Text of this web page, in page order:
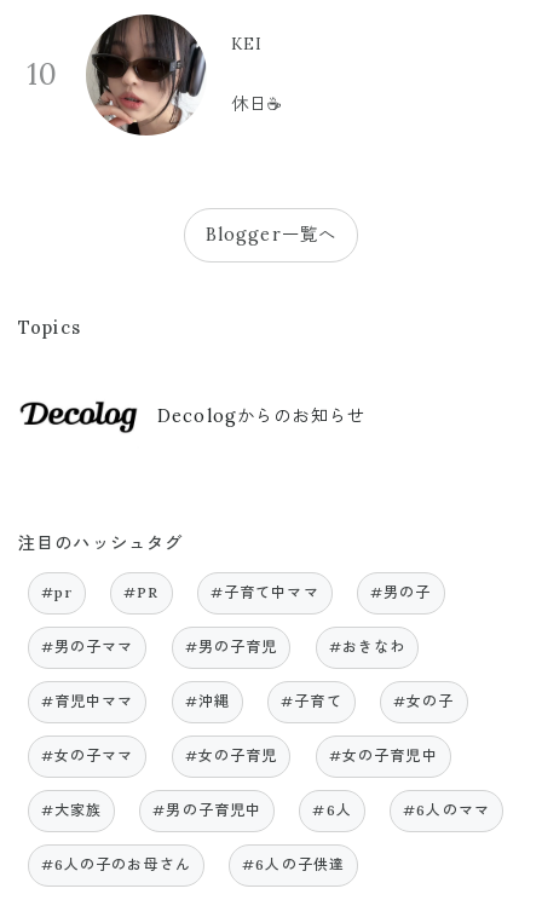
10
KEI
休日☕️
Blogger一覧へ
Topics
Decologからのお知らせ
注目のハッシュタグ
#pr #PR #子育て中ママ #男の子
#男の子ママ #男の子育児 #おきなわ
#育児中ママ #沖縄 #子育て #女の子
#女の子ママ #女の子育児 #女の子育児中
#大家族 #男の子育児中 #6人 #6人のママ
#6人の子のお母さん #6人の子供達